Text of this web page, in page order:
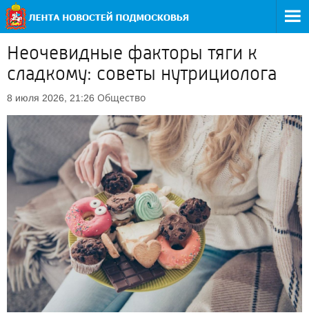
Неочевидные факторы тяги к
сладкому: советы нутрициолога
8 июля 2026, 21:26 Общество